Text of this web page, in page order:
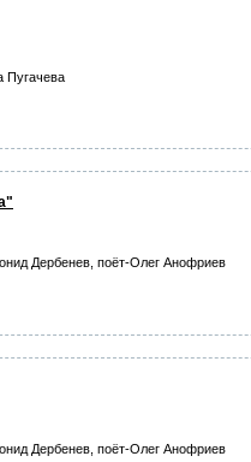
Пугачева
Дербенев, поёт-Олег Анофриев
Дербенев, поёт-Олег Анофриев